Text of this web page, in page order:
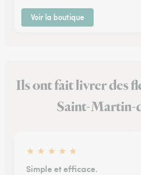
Voir la boutique
Ils ont fait livrer des
Saint-Martin-
★ ★ ★ ★ ★
Simple et efficace.